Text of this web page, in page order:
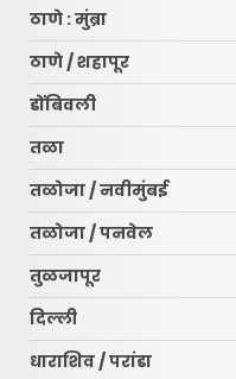
ठाणे : मुंब्रा
ठाणे / शहापूर
डोंबिवली
तळा
तळोजा / नवीमुंबई
तळोजा / पनवेल
तुळजापूर
दिल्ली
धाराशिव / परांडा